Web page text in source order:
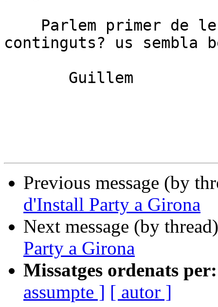
continguts? us sembla
Previous message (by
d'Install Party a Girona
Next message (by
Party a Girona
Missatges ordenats per:
assumpte ] [ autor ]